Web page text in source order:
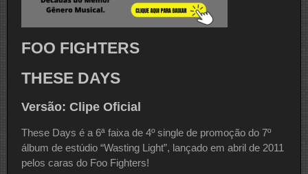
FOO FIGHTERS
THESE DAYS
Versão: Clipe Oficial
These Days é a 6ª faixa de 4º single de promoção do 7º
álbum de estúdio “Wasting Light”, lançado em abril de 2011
pelos caras do Foo Fighters!